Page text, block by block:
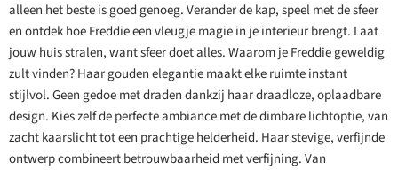
alleen het beste is goed genoeg. Verander de kap, speel met de sfeer
en ontdek hoe Freddie een vleugje magie in je interieur brengt. Laat
jouw huis stralen, want sfeer doet alles. Waarom je Freddie geweldig
zult vinden? Haar gouden elegantie maakt elke ruimte instant
stijlvol. Geen gedoe met draden dankzij haar draadloze, oplaadbare
design. Kies zelf de perfecte ambiance met de dimbare lichtoptie, van
zacht kaarslicht tot een prachtige helderheid. Haar stevige, verfijnde
ontwerp combineert betrouwbaarheid met verfijning. Van